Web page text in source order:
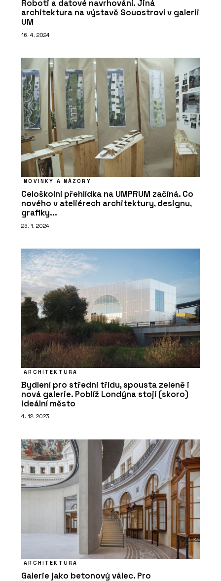
Roboti a datové navrhování. Jiná
architektura na výstavě Souostroví v galerii
UM
16. 4. 2024
NOVINKY A NÁZORY
Celoškolní přehlídka na UMPRUM začíná. Co
nového v ateliérech architektury, designu,
grafiky...
26. 1. 2024
ARCHITEKTURA
Bydlení pro střední třídu, spousta zeleně i
nová galerie. Poblíž Londýna stojí (skoro)
ideální město
4. 12. 2023
ARCHITEKTURA
Galerie jako betonový válec. Pro